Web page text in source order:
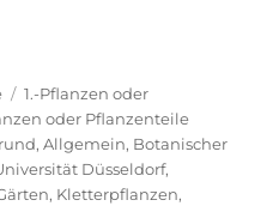
Kategorien
1.-Pflanzen oder
oder Pflanzenteile
,Allgemein, Botanischer
Düsseldorf,
, Kletterpflanzen,